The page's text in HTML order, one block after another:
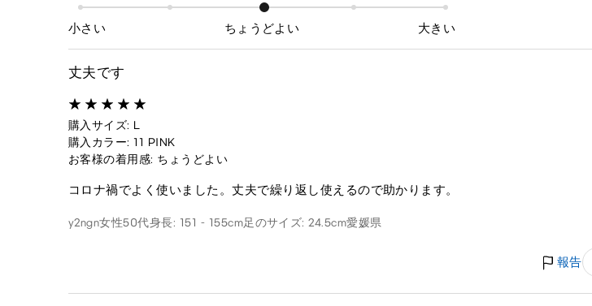
小さい ちょうどよい 大きい
丈夫です
購入サイズ: L
購入カラー: 11 PINK
お客様の着用感: ちょうどよい
コロナ禍でよく使いました。丈夫で繰り返し使えるので助かります。
y2ngn女性50代身長: 151 - 155cm足のサイズ: 24.5cm愛媛県
報告